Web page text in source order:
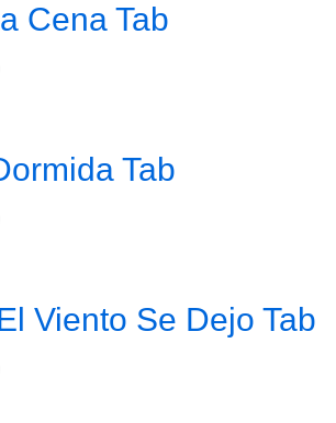
Cena Tab
Tab
Viento Se Dejo Tab